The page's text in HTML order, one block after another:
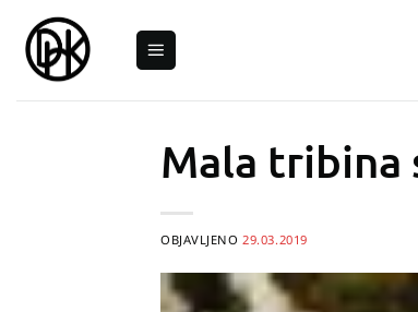
content
Mala tribina
OBJAVLJENO29.03.2019